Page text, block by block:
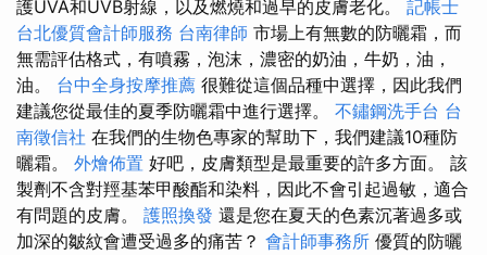
護UVA和UVB射線，以及燃燒和過早的皮膚老化。 記帳士
台北優質會計師服務 台南律師 市場上有無數的防曬霜，而
無需評估格式，有噴霧，泡沫，濃密的奶油，牛奶，油，
油。 台中全身按摩推薦 很難從這個品種中選擇，因此我們
建議您從最佳的夏季防曬霜中進行選擇。 不鏽鋼洗手台 台
南徵信社 在我們的生物色專家的幫助下，我們建議10種防
曬霜。 外燴佈置 好吧，皮膚類型是最重要的許多方面。 該
製劑不含對羥基苯甲酸酯和染料，因此不會引起過敏，適合
有問題的皮膚。 護照換發 還是您在夏天的色素沉著過多或
加深的皺紋會遭受過多的痛苦？ 會計師事務所 優質的防曬